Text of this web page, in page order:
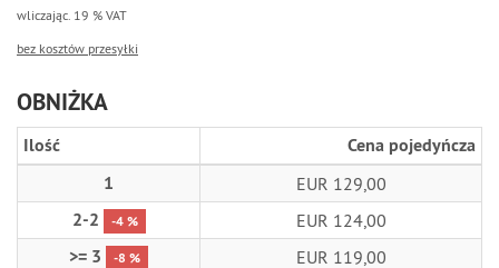
wliczając. 19 % VAT
bez kosztów przesyłki
OBNIŻKA
Ilość
Cena pojedyńcza
1
EUR 129,00
2-2 -4 % EUR 124,00
>= 3 -8 % EUR 119,00